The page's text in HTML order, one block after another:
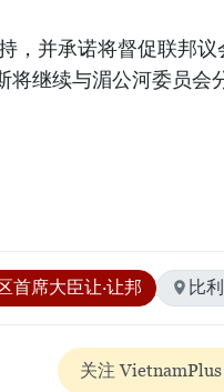
，并承诺将督促联邦
将继续与湄公河委员会
首席大臣让·让邦 比
关注 VietnamPlus